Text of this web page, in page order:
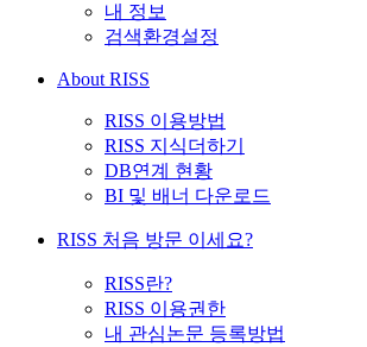
내 정보
검색환경설정
About RISS
RISS 이용방법
RISS 지식더하기
DB연계 현황
BI 및 배너 다운로드
RISS 처음 방문 이세요?
RISS란?
RISS 이용권한
내 관심논문 등록방법